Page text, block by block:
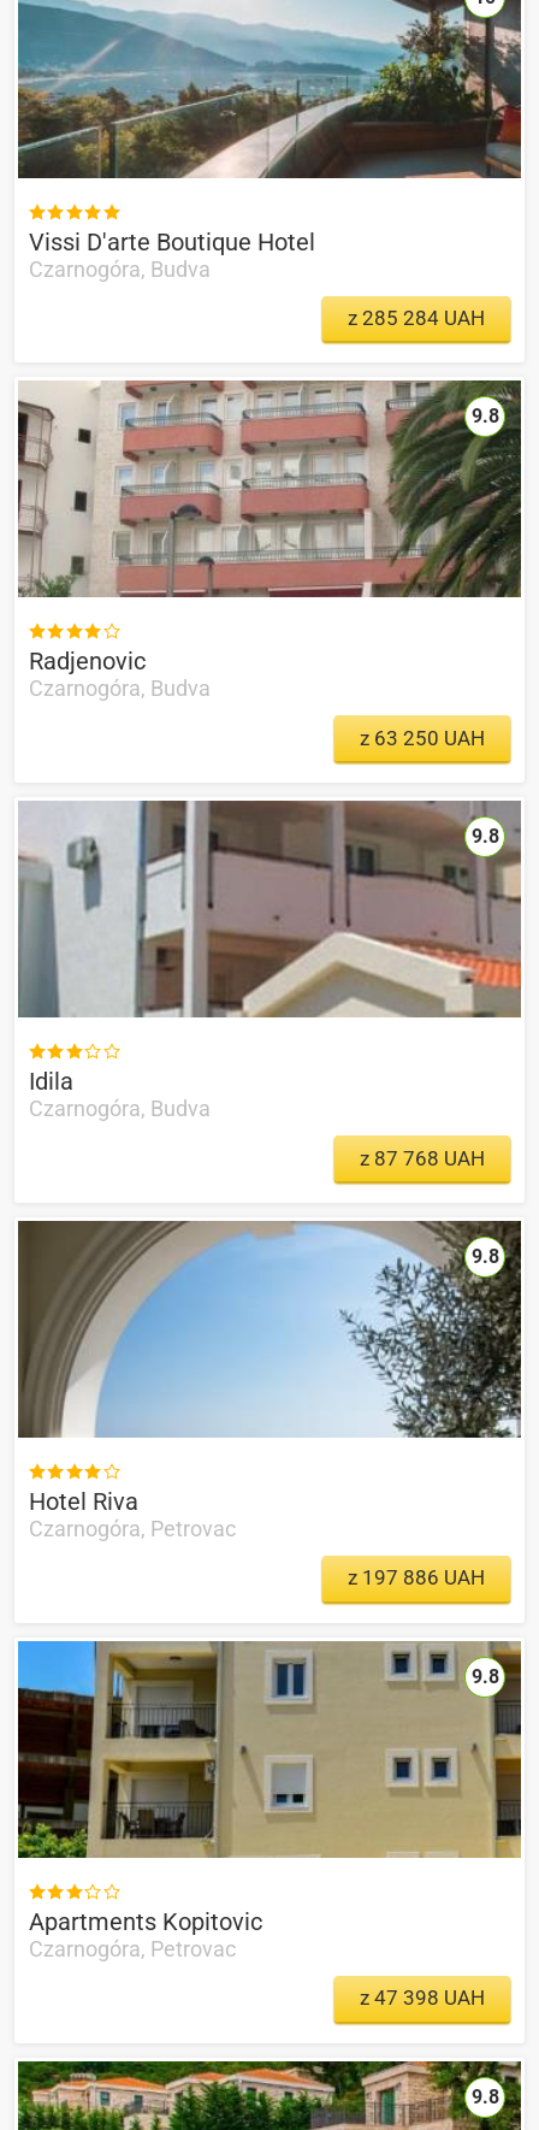

Vissi D'arte Boutique Hotel
Czarnogóra, Budva
z 285 284 UAH

Radjenovic
Czarnogóra, Budva
9.8
z 63 250 UAH

Idila
Czarnogóra, Budva
9.8
z 87 768 UAH

Hotel Riva
Czarnogóra, Petrovac
9.8
z 197 886 UAH

Apartments Kopitovic
Czarnogóra, Petrovac
9.8
z 47 398 UAH
9.8